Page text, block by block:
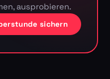
ausprobieren.
sichern